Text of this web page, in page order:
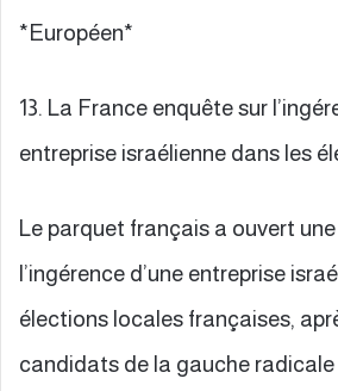
*Européen*
13. La France enquête sur
entreprise israélienne dans les
Le parquet français a ouvert
l’ingérence d’une entreprise
élections locales françaises,
candidats de la gauche